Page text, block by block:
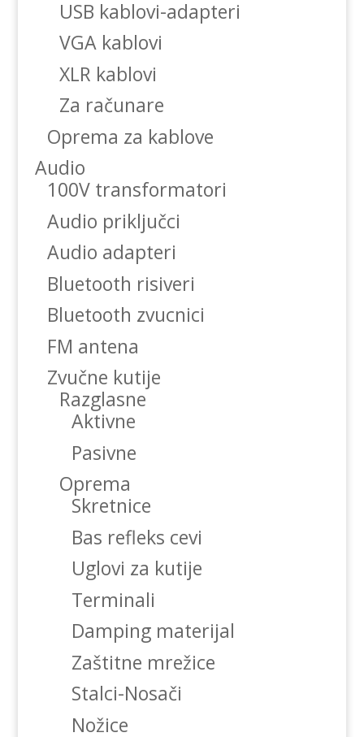
USB kablovi-adapteri
VGA kablovi
XLR kablovi
Za računare
Oprema za kablove
Audio
100V transformatori
Audio priključci
Audio adapteri
Bluetooth risiveri
Bluetooth zvucnici
FM antena
Zvučne kutije
Razglasne
Aktivne
Pasivne
Oprema
Skretnice
Bas refleks cevi
Uglovi za kutije
Terminali
Damping materijal
Zaštitne mrežice
Stalci-Nosači
Nožice